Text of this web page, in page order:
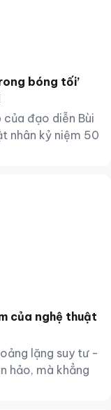
bóng tối’
đạo diễn Bùi
nhân kỷ niệm 50
của nghệ thuật
lặng suy tư -
hảo, mà khẳng